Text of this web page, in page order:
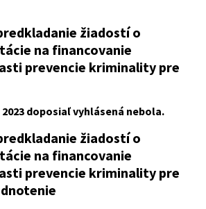
žiadostí o
na financovanie
prevencie kriminality pre
doposiaľ vyhlásená nebola.
žiadostí o
na financovanie
prevencie kriminality pre